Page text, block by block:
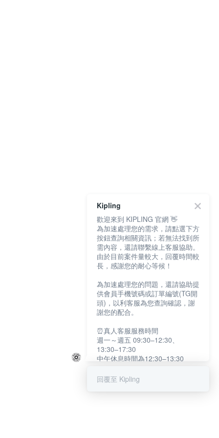
Kipling
歡迎來到 KIPLING 官網 👋
為加速處理您的需求，請點選下方
按鈕查詢相關資訊；若無法找到所
需內容，還請聯繫線上客服協助。
由於目前案件量較大，回覆時間較
長，感謝您的耐心等候！
為加速處理您的問題，還請協助提
供會員手機號碼或訂單編號(TG開
頭)，以利客服為您查詢確認，謝
謝您的配合。
⏰真人客服服務時間
週一～週五 09:30–12:30、
13:30–17:30
中午休息時間為12:30–13:30
提醒您：系統會自動已讀訊息，如
回覆至 Kipling